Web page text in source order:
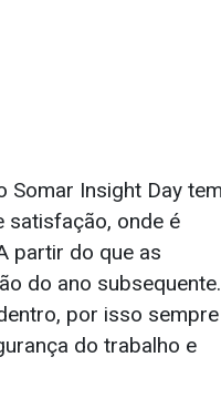
Somar Insight Day tem
satisfação, onde é
partir do que as
do ano
por isso sempre
do trabalho e